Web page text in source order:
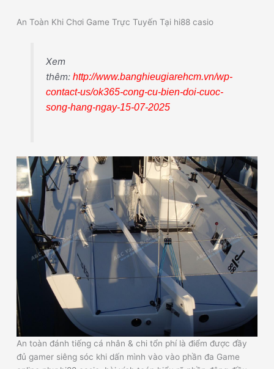
An Toàn Khi Chơi Game Trực Tuyến Tại hi88 casio
Xem
thêm: http://www.banghieugiarehcm.vn/wp-
contact-us/ok365-cong-cu-bien-doi-cuoc-
song-hang-ngay-15-07-2025
An toàn đánh tiếng cá nhân & chi tổn phí là điểm được đầy
đủ gamer siêng sóc khi dấn mình vào vào phần đa Game